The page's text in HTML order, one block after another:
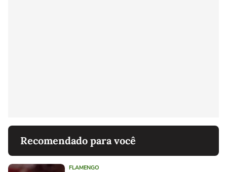
Recomendado para você
FLAMENGO